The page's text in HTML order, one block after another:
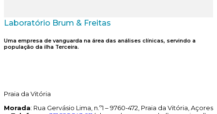
Laboratório Brum & Freitas
Uma empresa de vanguarda na área das análises clínicas, servindo a
população da ilha Terceira.
Praia da Vitória
Morada: Rua Gervásio Lima, n.º1 – 9760-472, Praia da Vitória, Açores